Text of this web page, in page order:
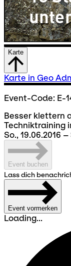
Karte
Karte in Geo
Event-Code: E-
Besser klettern
Techniktraining
So., 19.06.2016 –
Event buchen
Lass dich
Event vormerken
Loading...